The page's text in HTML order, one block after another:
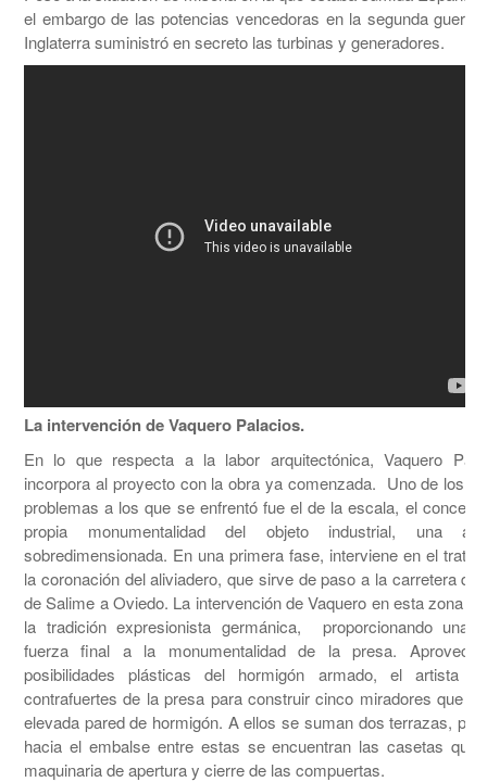
el embargo de las potencias vencedoras en la segunda guerra
Inglaterra suministró en secreto las turbinas y generadores.
La intervención de Vaquero Palacios.
En lo que respecta a la labor arquitectónica, Vaquero
incorpora al proyecto con la obra ya comenzada. Uno de los
problemas a los que se enfrentó fue el de la escala, el
propia monumentalidad del objeto industrial, una
sobredimensionada. En una primera fase, interviene en el
la coronación del aliviadero, que sirve de paso a la carretera de
de Salime a Oviedo. La intervención de Vaquero en esta zona
la tradición expresionista germánica, proporcionando una
fuerza final a la monumentalidad de la presa.
posibilidades plásticas del hormigón armado, el artista
contrafuertes de la presa para construir cinco miradores que
elevada pared de hormigón. A ellos se suman dos terrazas,
hacia el embalse entre estas se encuentran las casetas que
maquinaria de apertura y cierre de las compuertas.